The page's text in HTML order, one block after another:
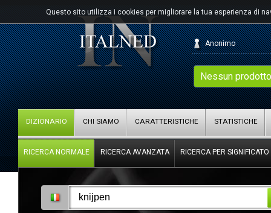
Questo sito utilizza i cookies per migliorare la tua esperienza di
Nessun
Anonimo
DIZIONARIO CHI SIAMO CARATTERISTICHE STATISTICHE
RICERCA NORMALE RICERCA AVANZATA RICERCA PER SIGNIFICATO